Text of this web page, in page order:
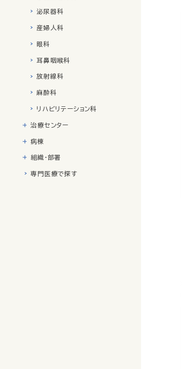
泌尿器科
産婦人科
眼科
耳鼻咽喉科
放射線科
麻酔科
リハビリテーション科
治療センター
病棟
組織・部署
専門医療で探す